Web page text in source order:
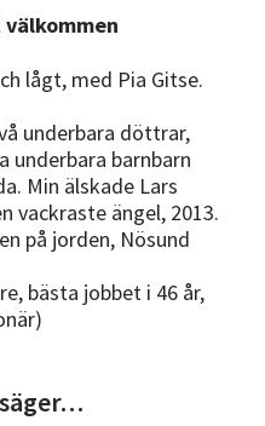
lågt, med Pia Gitse.
underbara döttrar,
underbara barnbarn
Min älskade Lars
vackraste ängel, 2013.
på jorden, Nösund
bästa jobbet i 46 år,